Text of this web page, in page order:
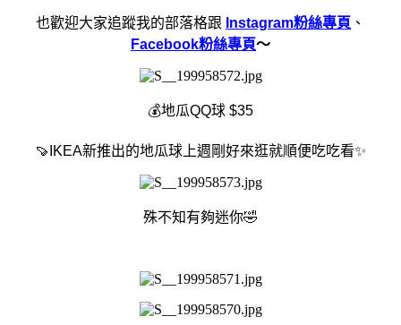
也歡迎大家追蹤我的部落格跟 Instagram粉絲專頁 、
Facebook粉絲專頁～
💰地瓜QQ球 $35
🍠IKEA新推出的地瓜球上週剛好來逛就順便吃吃看✨
殊不知有夠迷你🤣